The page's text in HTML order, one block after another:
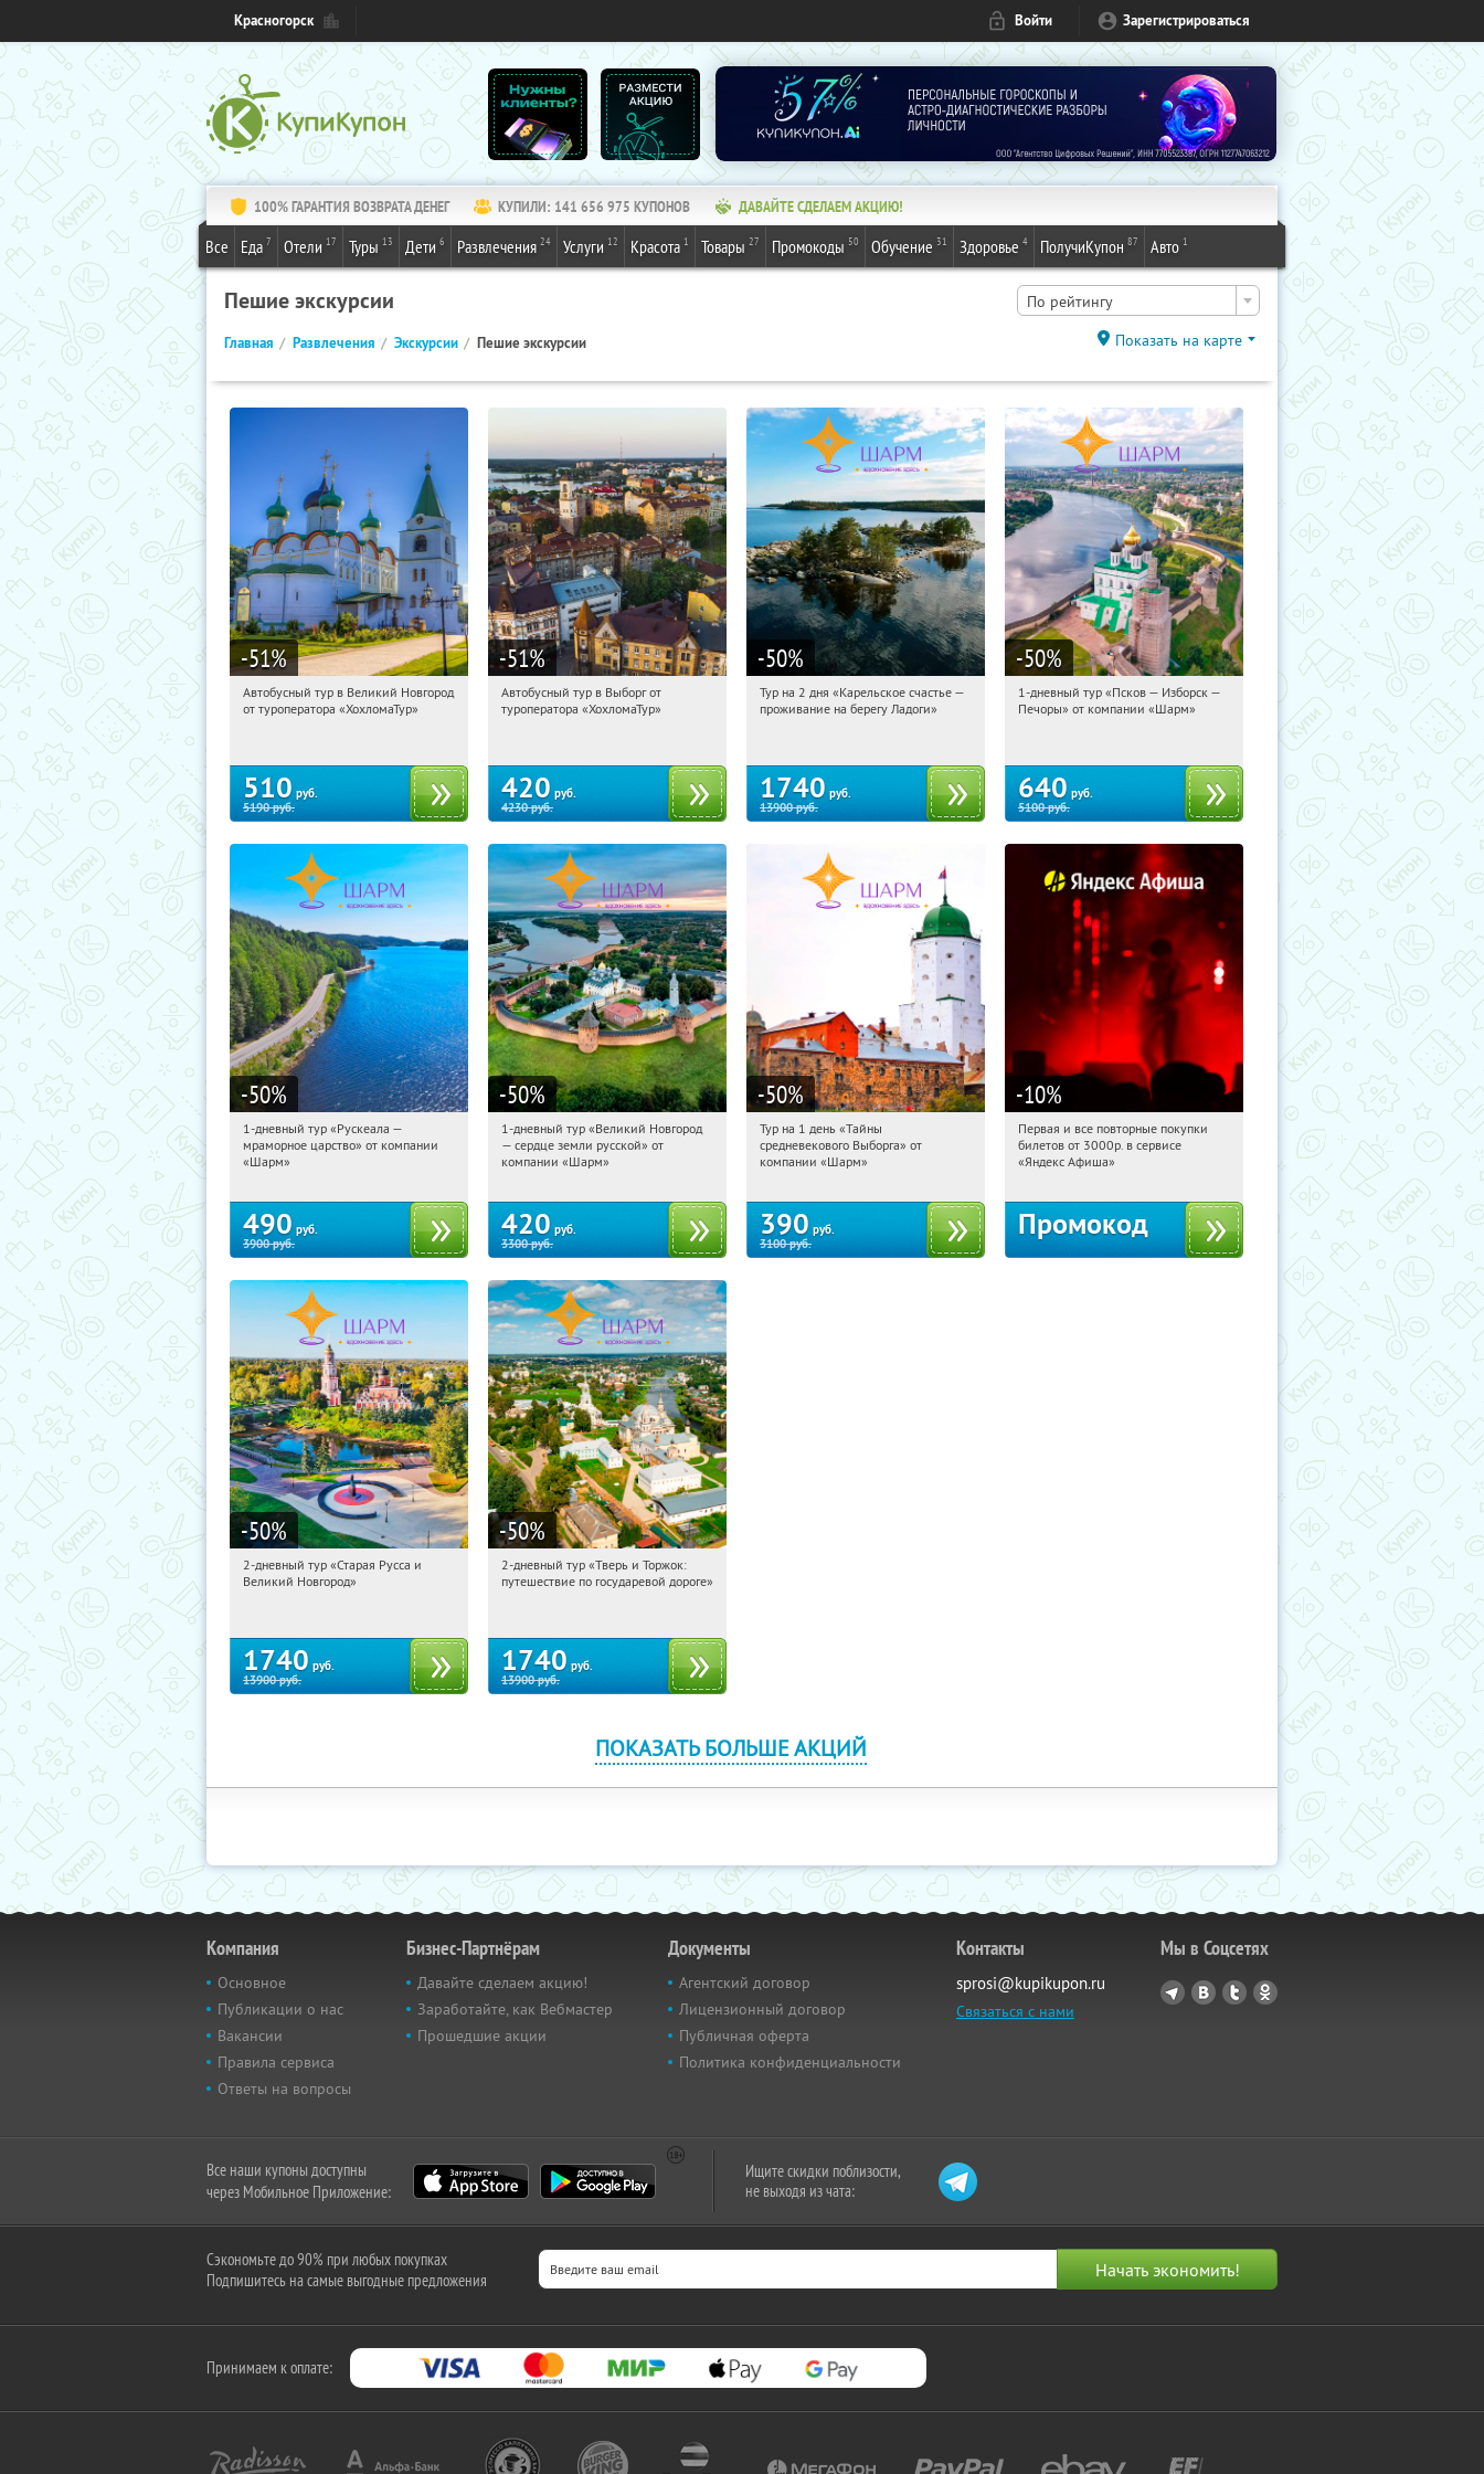
Красногорск Войти Зарегистрироваться
100% ГАРАНТИЯ ВОЗВРАТА ДЕНЕГ КУПИЛИ: 141 656 975 КУПОНОВ ДАВАЙТЕ СДЕЛАЕМ АКЦИЮ!
Все Еда 7 Отели 17 Туры 13 Дети 6 Развлечения 24 Услуги 12 Красота 1 Товары 27 Промокоды 50 Обучение 31 Здоровье 4 ПолучиКупон 87 Авто 1
Пешие экскурсии По рейтингу
Главная Развлечения Экскурсии Пешие экскурсии Показать на карте
-51%
21:19:41 Купили:2
Автобусный тур в Великий Новгород
от туроператора «ХохломаТур»
510 руб.
5190руб.
-51%
21:19:41 Купили:
Автобусный тур в Выборг от
туроператора «ХохломаТур»
420 руб.
4230руб.
-50%
21:19:41 Купили:39
Тур на 2 дня «Карельское счастье —
проживание на берегу Ладоги»
1740 руб.
13900руб.
-50%
21:19:41 Купили:12
1-дневный тур «Псков — Изборск —
Печоры» от компании «Шарм»
640 руб.
5100руб.
-50%
21:19:41 Купили:
Достоевская
1-дневный тур «Рускеала —
мраморное царство» от компании
«Шарм»
490 руб.
3900руб.
-50%
21:19:41 Купили:22
Достоевская
1-дневный тур «Великий Новгород
— сердце земли русской» от
компании «Шарм»
420 руб.
3300руб.
-50%
21:19:41
Достоевская
Тур на 1 день «Тайны
средневекового Выборга» от
компании «Шарм»
390 руб.
3100руб.
-10%
21:19:41 Получили:
Россия
Первая и все повторные покупки
билетов от 3000р. в сервисе
«Яндекс Афиша»
Промокод
-50%
21:19:41 Купили:
2-дневный тур «Старая Русса и
Великий Новгород»
1740 руб.
13900руб.
-50%
21:19:41 Купили:
2-дневный тур «Тверь и Торжок:
путешествие по государевой дороге»
1740 руб.
13900руб.
ПОКАЗАТЬ БОЛЬШЕ АКЦИЙ
Компания
Основное
Публикации о нас
Вакансии
Правила сервиса
Ответы на вопросы
Бизнес-Партнёрам
Давайте сделаем акцию!
Заработайте, как Вебмастер
Прошедшие акции
Документы
Агентский договор
Лицензионный договор
Публичная оферта
Политика конфиденциальности
Контакты
sprosi@kupikupon.ru
Связаться с нами
Мы в Соцсетях
Все наши купоны доступны
через Мобильное Приложение:
Ищите скидки поблизости,
не выходя из чата:
Сэкономьте до 90% при любых покупках
Подпишитесь на самые выгодные предложения
Принимаем к оплате: